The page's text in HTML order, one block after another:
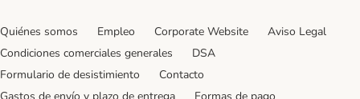
Quiénes somos Empleo Corporate Website
Aviso Legal
Condiciones comerciales generales
DSA
Formulario de desistimiento
Contacto